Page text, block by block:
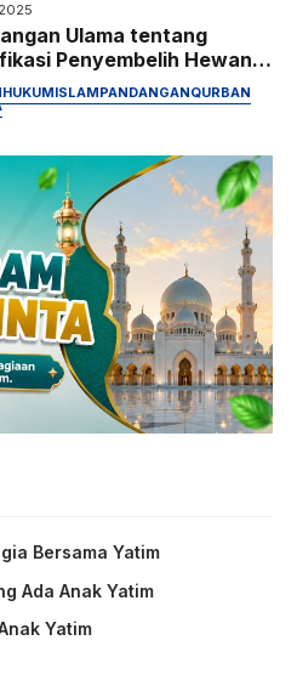
Ulama tentang
Penyembelih Hewan
HUKUMISLAMPANDANGANQURBAN
Bersama Yatim
Ada Anak Yatim
Yatim